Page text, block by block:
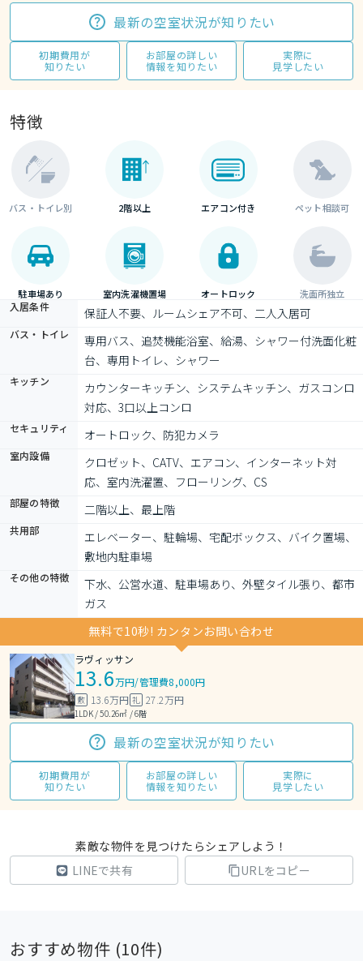
最新の空室状況が知りたい
初期費用が
知りたい
お部屋の詳しい
情報を知りたい
実際に
見学したい
特徴
バス・トイレ別 2階以上 エアコン付き ペット相談可
駐車場あり 室内洗濯機置場 オートロック 洗面所独立
入居条件 保証人不要、ルームシェア不可、二人入居可
バス・トイレ
専用バス、追焚機能浴室、給湯、シャワー付洗面化粧
台、専用トイレ、シャワー
キッチン
カウンターキッチン、システムキッチン、ガスコンロ
対応、3口以上コンロ
セキュリティ オートロック、防犯カメラ
室内設備
クロゼット、CATV、エアコン、インターネット対
応、室内洗濯置、フローリング、CS
部屋の特徴 二階以上、最上階
共用部
エレベーター、駐輪場、宅配ボックス、バイク置場、
敷地内駐車場
その他の特徴
下水、公営水道、駐車場あり、外壁タイル張り、都市
ガス
無料で10秒! カンタンお問い合わせ
ラヴィッサン
13.6万円/管理費8,000円
敷 13.6万円 礼 27.2万円
1LDK / 50.26㎡ / 6階
最新の空室状況が知りたい
初期費用が
知りたい
お部屋の詳しい
情報を知りたい
実際に
見学したい
素敵な物件を見つけたらシェアしよう！
LINEで共有
URLをコピー
おすすめ物件 (10件)